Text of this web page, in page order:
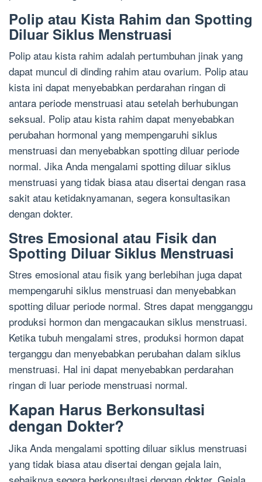
Polip atau Kista Rahim dan Spotting
Diluar Siklus Menstruasi
Polip atau kista rahim adalah pertumbuhan jinak yang
dapat muncul di dinding rahim atau ovarium. Polip atau
kista ini dapat menyebabkan perdarahan ringan di
antara periode menstruasi atau setelah berhubungan
seksual. Polip atau kista rahim dapat menyebabkan
perubahan hormonal yang mempengaruhi siklus
menstruasi dan menyebabkan spotting diluar periode
normal. Jika Anda mengalami spotting diluar siklus
menstruasi yang tidak biasa atau disertai dengan rasa
sakit atau ketidaknyamanan, segera konsultasikan
dengan dokter.
Stres Emosional atau Fisik dan
Spotting Diluar Siklus Menstruasi
Stres emosional atau fisik yang berlebihan juga dapat
mempengaruhi siklus menstruasi dan menyebabkan
spotting diluar periode normal. Stres dapat mengganggu
produksi hormon dan mengacaukan siklus menstruasi.
Ketika tubuh mengalami stres, produksi hormon dapat
terganggu dan menyebabkan perubahan dalam siklus
menstruasi. Hal ini dapat menyebabkan perdarahan
ringan di luar periode menstruasi normal.
Kapan Harus Berkonsultasi
dengan Dokter?
Jika Anda mengalami spotting diluar siklus menstruasi
yang tidak biasa atau disertai dengan gejala lain,